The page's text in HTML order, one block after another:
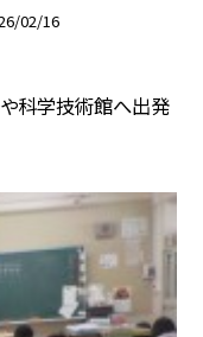
02/16
や科学技術館へ出発